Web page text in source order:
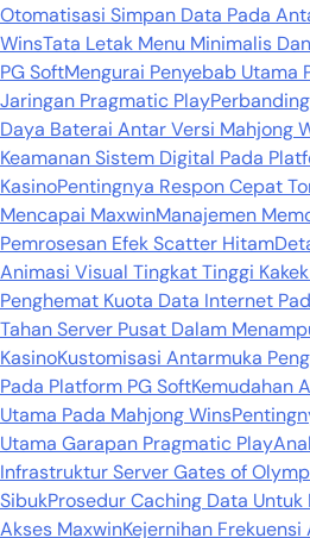
Otomatisasi Simpan Data Pada
WinsTata Letak Menu Minimalis
PG SoftMengurai Penyebab Utama
Jaringan Pragmatic Play
Daya Baterai Antar Versi Mahjong
Keamanan Sistem Digital Pada
KasinoPentingnya Respon Cepat
Mencapai MaxwinManajemen
Pemrosesan Efek Scatter Hitam
Animasi Visual Tingkat Tinggi
Penghemat Kuota Data Internet
Tahan Server Pusat Dalam
KasinoKustomisasi Antarmuka
Pada Platform PG SoftKemudahan
Utama Pada Mahjong Wins
Utama Garapan Pragmatic Play
Infrastruktur Server Gates of
SibukProsedur Caching Data
Akses MaxwinKejernihan Frekuensi